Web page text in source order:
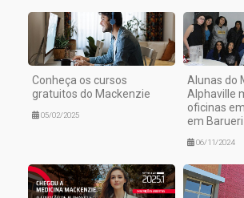
Conheça os cursos
gratuitos do Mackenzie
05/02/2025
Alunas do
Alphaville
oficinas
em Barueri
06/11/2024